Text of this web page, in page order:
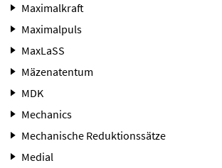
Maximalkraft
Maximalpuls
MaxLaSS
Mäzenatentum
MDK
Mechanics
Mechanische Reduktionssätze
Medial